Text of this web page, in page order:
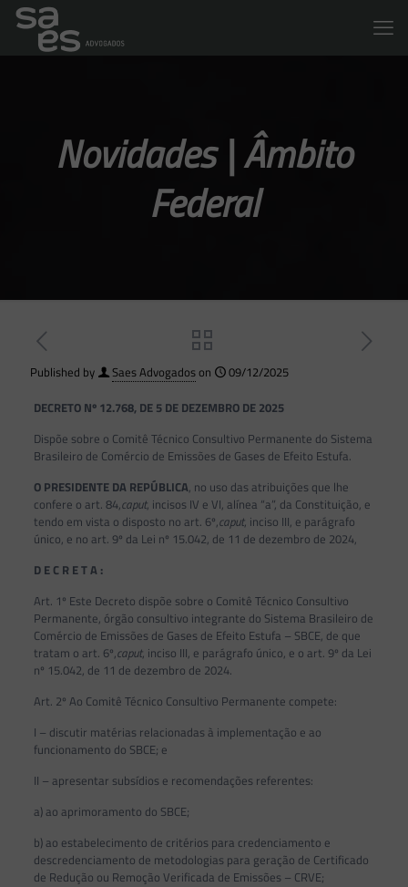
Novidades | Âmbito
Federal
Published by Saes Advogadoson
09/12/2025
DECRETO Nº 12.768, DE 5 DE DEZEMBRO DE 2025
Dispõe sobre o Comitê Técnico Consultivo Permanente do Sistema
Brasileiro de Comércio de Emissões de Gases de Efeito Estufa.
O PRESIDENTE DA REPÚBLICA, no uso das atribuições que lhe
confere o art. 84,caput, incisos IV e VI, alínea “a”, da Constituição, e
tendo em vista o disposto no art. 6º,caput, inciso III, e parágrafo
único, e no art. 9º da Lei nº 15.042, de 11 de dezembro de 2024,
D E C R E T A :
Art. 1º Este Decreto dispõe sobre o Comitê Técnico Consultivo
Permanente, órgão consultivo integrante do Sistema Brasileiro de
Comércio de Emissões de Gases de Efeito Estufa – SBCE, de que
tratam o art. 6º,caput, inciso III, e parágrafo único, e o art. 9º da Lei
nº 15.042, de 11 de dezembro de 2024.
Art. 2º Ao Comitê Técnico Consultivo Permanente compete:
I – discutir matérias relacionadas à implementação e ao
funcionamento do SBCE; e
II – apresentar subsídios e recomendações referentes:
a) ao aprimoramento do SBCE;
b) ao estabelecimento de critérios para credenciamento e
descredenciamento de metodologias para geração de Certificado
de Redução ou Remoção Verificada de Emissões – CRVE;